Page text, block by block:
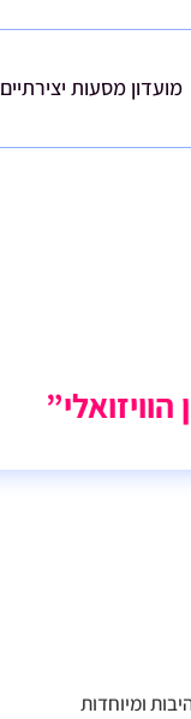
מועדון מסעות יצירתיים
ומיוחדות